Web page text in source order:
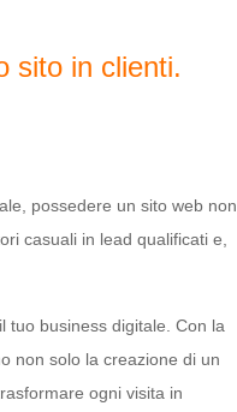
sito in clienti.
possedere un sito web non
casuali in lead qualificati e,
tuo business digitale. Con la
non solo la creazione di un
ogni visita in